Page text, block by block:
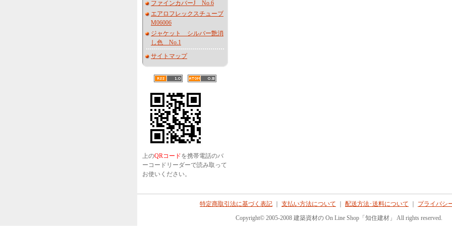
ファインカバーJ No.6
エアロフレックスチューブ
M06006
ジャケット シルバー艶消
し色 No.1
サイトマップ
上のQRコードを携帯電話のバ
ーコードリーダーで読み取って
お使いください。
特定商取引法に基づく表記 支払い方法について 配送方法･送料について
プライバシ
Copyright© 2005-2008 建築資材の On Line Shop「知住建材」 All rights reserved.